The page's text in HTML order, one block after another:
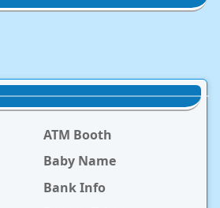
ATM Booth
Baby Name
Bank Info